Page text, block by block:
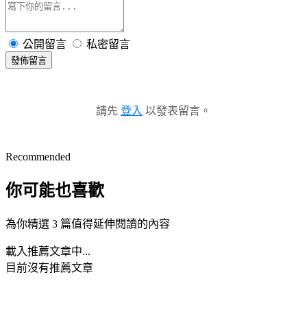
公開留言 私密留言
發佈留言
請先 登入 以發表留言。
Recommended
你可能也喜歡
為你精選 3 篇值得延伸閱讀的內容
載入推薦文章中...
目前沒有推薦文章